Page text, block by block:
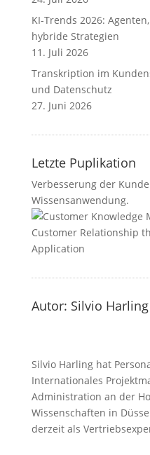
KI-Trends 2026:
hybride Strategien
11. Juli 2026
Transkription im
und Datenschutz
27. Juni 2026
Letzte Puplikation
Verbesserung der
Wissensanwendung.
Autor: Silvio Harling
Silvio Harling hat
Internationales
Administration an der
Wissenschaften in
derzeit als